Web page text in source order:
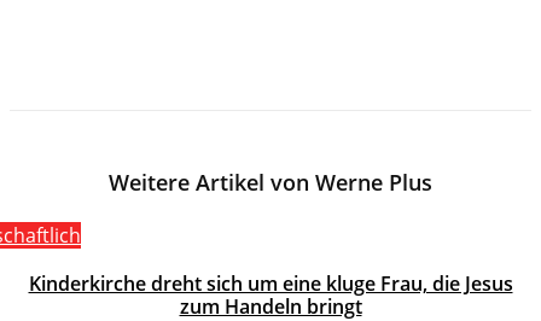
Weitere Artikel von Werne Plus
Kinderkirche dreht sich um eine kluge Frau, die Jesus
zum Handeln bringt